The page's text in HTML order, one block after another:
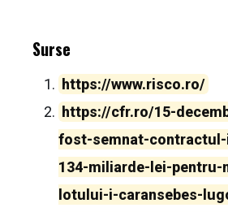
Surse
https://www.risco.ro/
https://cfr.ro/15-
fost-semnat-contractul-
134-miliarde-lei-pentru-
lotului-i-caransebes-